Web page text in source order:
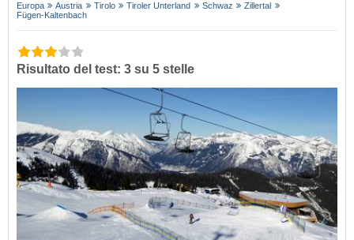
Europa Austria Tirolo Tiroler Unterland Schwaz
Zillertal
Fügen-Kaltenbach
Risultato del test: 3 su 5 stelle